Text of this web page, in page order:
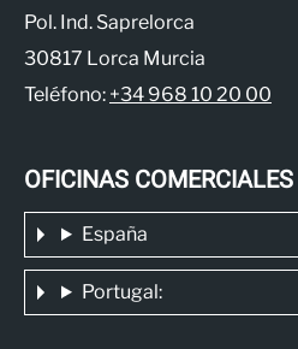
Pol. Ind. Saprelorca
30817 Lorca Murcia
Teléfono: +34 968 10 20 00
OFICINAS COMERCIALES
España
Portugal: